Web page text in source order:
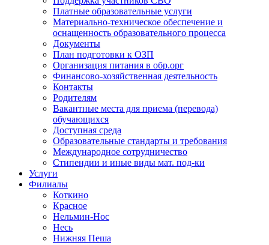
Платные образовательные услуги
Материально-техническое обеспечение и
оснащенность образовательного процесса
Документы
План подготовки к ОЗП
Организация питания в обр.орг
Финансово-хозяйственная деятельность
Контакты
Родителям
Вакантные места для приема (перевода)
обучающихся
Доступная среда
Образовательные стандарты и требования
Международное сотрудничество
Стипендии и иные виды мат. под-ки
Услуги
Филиалы
Коткино
Красное
Нельмин-Нос
Несь
Нижняя Пеша